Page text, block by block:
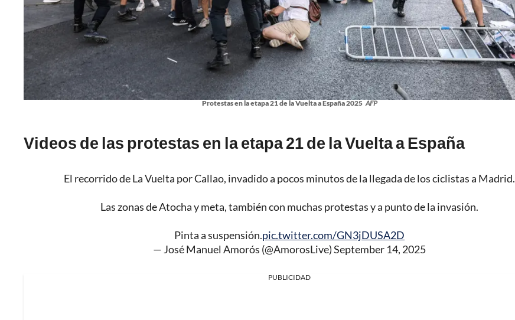
Protestas en la etapa 21 de la Vuelta a España 2025 AFP
Videos de las protestas en la etapa 21 de la Vuelta a España
El recorrido de La Vuelta por Callao, invadido a pocos minutos de la llegada de los ciclistas a Madrid.
Las zonas de Atocha y meta, también con muchas protestas y a punto de la invasión.
Pinta a suspensión.pic.twitter.com/GN3jDUSA2D
— José Manuel Amorós (@AmorosLive)September 14, 2025
PUBLICIDAD